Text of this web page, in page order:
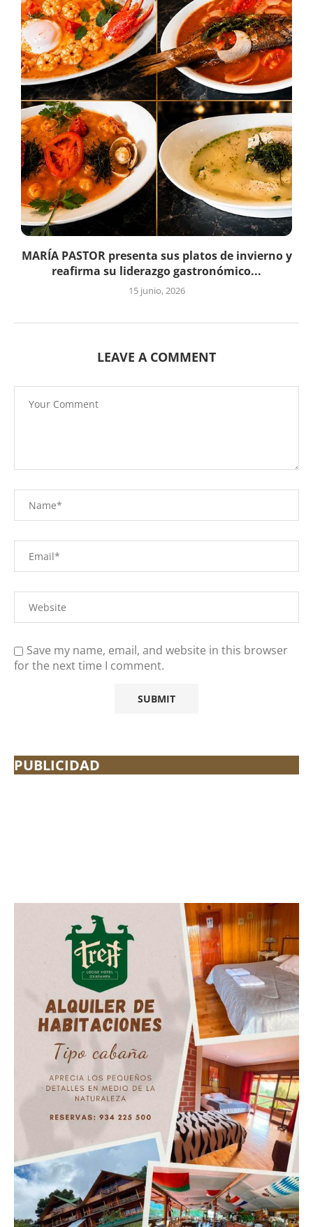
MARÍA PASTOR presenta sus platos de invierno y
reafirma su liderazgo gastronómico...
15 junio, 2026
LEAVE A COMMENT
Save my name, email, and website in this browser
for the next time I comment.
PUBLICIDAD